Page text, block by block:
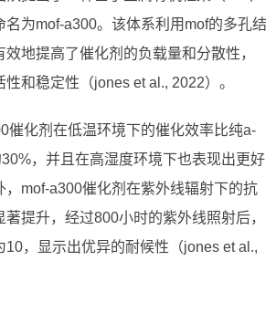
名为mof-a300。该体系利用mof的多孔结
地提高了催化剂的负载量和分散性，
和稳定性（jones et al., 2022）。
催化剂在低温环境下的催化效率比纯a-
，并且在高湿度环境下也表现出更好
，mof-a300催化剂在紫外线辐射下的抗
提升，经过800小时的紫外线照射后，
10，显示出优异的耐候性（jones et al.,